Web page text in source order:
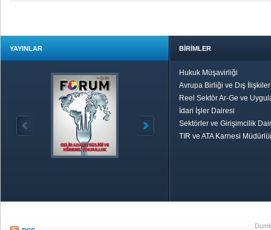
YAYINLAR BİRİMLER
Hukuk Müşavirliği
Avrupa Birliği ve Dış
Reel Sektör Ar-Ge ve
İdari İşler Dairesi
Sektörler ve Girişimcilik
TIR ve ATA Karnesi